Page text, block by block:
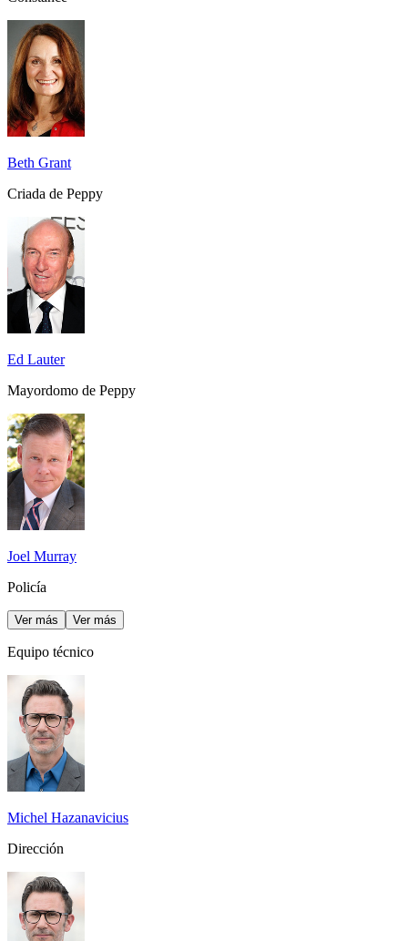
Beth Grant
Criada de Peppy
Ed Lauter
Mayordomo de Peppy
Joel Murray
Policía
Ver más Ver más
Equipo técnico
Michel Hazanavicius
Dirección